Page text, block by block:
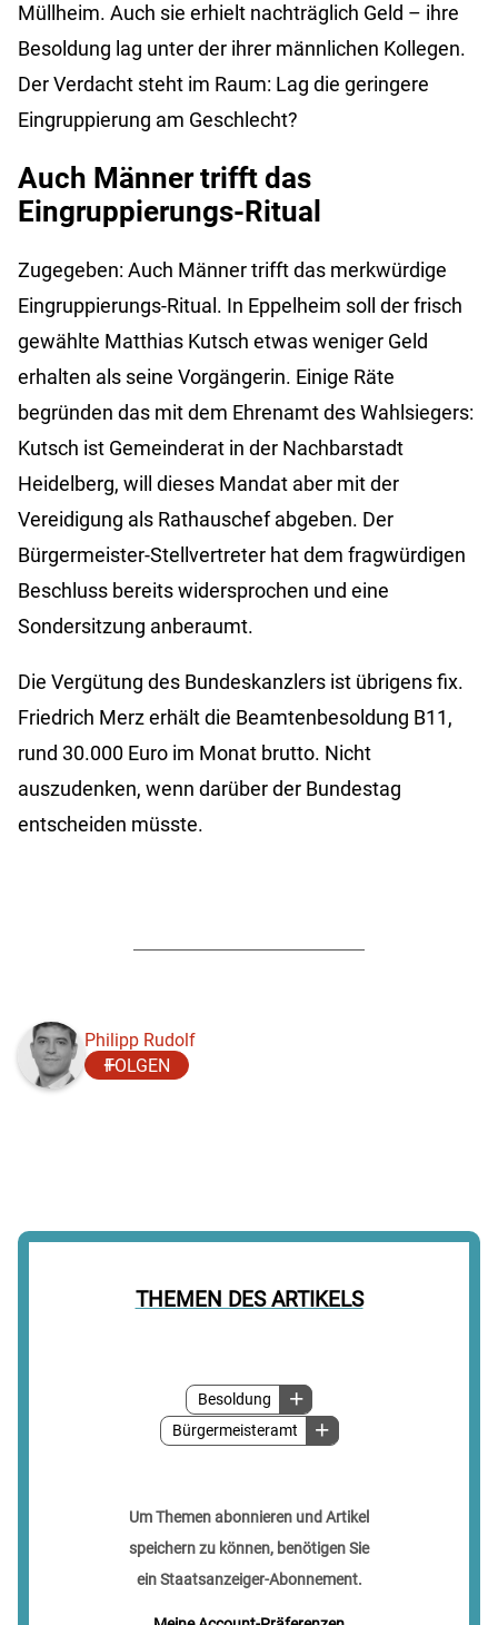
THEMEN DES ARTIKELS
Besoldung
Bürgermeisteramt
Um Themen abonnieren und Artikel
speichern zu können, benötigen Sie
ein Staatsanzeiger-Abonnement.
Müllheim. Auch sie erhielt nachträglich Geld – ihre
Besoldung lag unter der ihrer männlichen Kollegen.
Der Verdacht steht im Raum: Lag die geringere
Eingruppierung am Geschlecht?
Auch Männer trifft das
Eingruppierungs-Ritual
Zugegeben: Auch Männer trifft das merkwürdige
Eingruppierungs-Ritual. In Eppelheim soll der frisch
gewählte Matthias Kutsch etwas weniger Geld
erhalten als seine Vorgängerin. Einige Räte
begründen das mit dem Ehrenamt des Wahlsiegers:
Kutsch ist Gemeinderat in der Nachbarstadt
Heidelberg, will dieses Mandat aber mit der
Vereidigung als Rathauschef abgeben. Der
Bürgermeister-Stellvertreter hat dem fragwürdigen
Beschluss bereits widersprochen und eine
Sondersitzung anberaumt.
Die Vergütung des Bundeskanzlers ist übrigens fix.
Friedrich Merz erhält die Beamtenbesoldung B11,
rund 30.000 Euro im Monat brutto. Nicht
auszudenken, wenn darüber der Bundestag
entscheiden müsste.
Philipp Rudolf
FOLGEN